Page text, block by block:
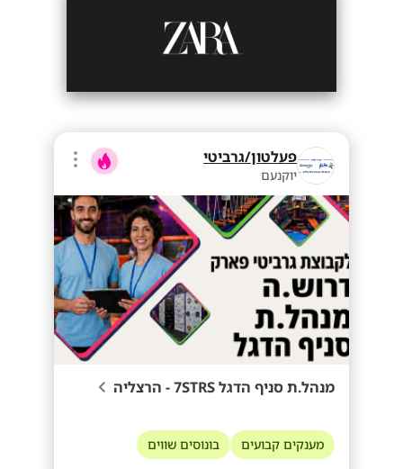
פעלטון/גרביטי
יוקנעם
מנהל.ת סניף הדגל 7STRS - הרצליה
מענקים קבועים בונוסים שווים